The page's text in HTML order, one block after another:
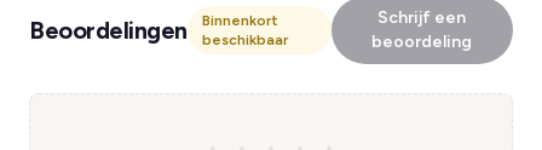
Beoordelingen
Binnenkort
beschikbaar
Schrijf een
beoordeling